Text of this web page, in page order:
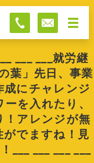
___ ___就労継
葉」先日、事業
成にチャレンジ
を入れたり、
！アレンジが無
がでますね！見
___ ___ ___